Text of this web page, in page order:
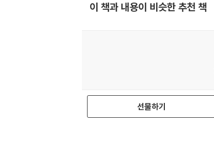
이 책과 내용이 비슷한 추천 책
선물하기